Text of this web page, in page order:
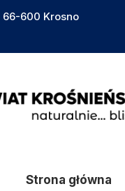
66-600 Krosno
Strona główna